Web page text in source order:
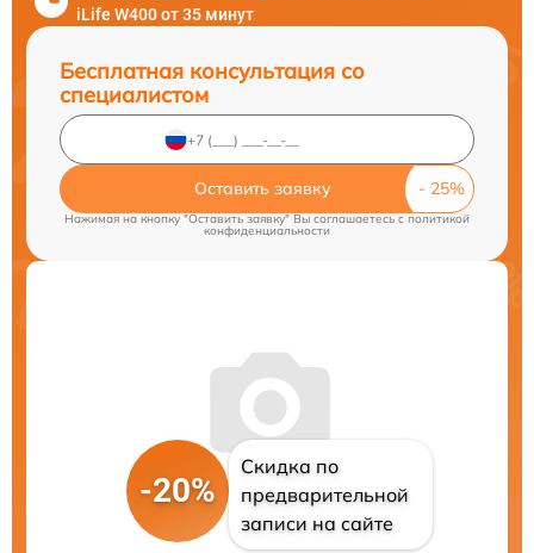
iLife W400 от 35 минут
Бесплатная консультация со
специалистом
Оставить заявку
Нажимая на кнопку "Оставить заявку" Вы соглашаетесь c политикой
конфиденциальности
-20%
Скидка по
предварительной
записи на сайте